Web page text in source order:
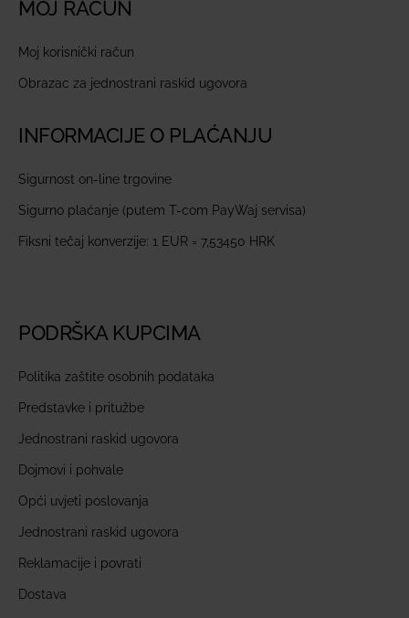
MOJ RAČUN
Moj korisnički račun
Obrazac za jednostrani raskid ugovora
INFORMACIJE O PLAĆANJU
Sigurnost on-line trgovine
Sigurno plaćanje (putem T-com PayWaj servisa)
Fiksni tečaj konverzije: 1 EUR = 7,53450 HRK
PODRŠKA KUPCIMA
Politika zaštite osobnih podataka
Predstavke i pritužbe
Jednostrani raskid ugovora
Dojmovi i pohvale
Opći uvjeti poslovanja
Jednostrani raskid ugovora
Reklamacije i povrati
Dostava